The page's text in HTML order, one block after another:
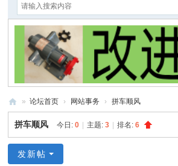
石
牌
豆
» 论坛首页 › 网站事务 › 拼车顺风
拼车顺风 今日:0 主题:3 排名:6
发新帖